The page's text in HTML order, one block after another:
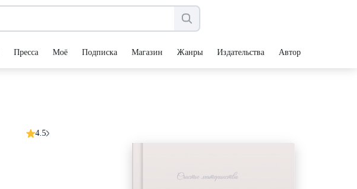
Пресса Моё Подписка Магазин Жанры Издательства Авторы
4.5